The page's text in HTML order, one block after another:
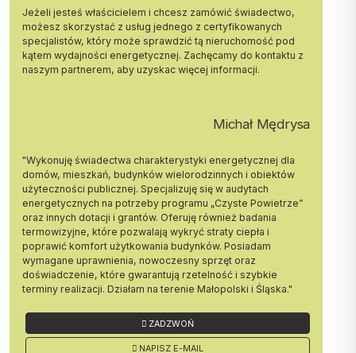
PRZESTRZEŃ DLA SAMOCHDÓW I ROWERÓW
Na terenie osiedla Stacja Ligocka przewidziano liczne udogodnienia
dla mieszkańców. W garaż podziemnych znajdzie się aż 178 miejsc
Dzięki tym udogodnieniom mieszkańcy będą mogli cieszyć się
MIEJSCA NATURALNEGO ODPOCZYNKU
Każde mieszkanie na Stacji Ligocka zostało zaprojektowane z myślą
o maksymalnym komforcie mieszkańców. Zadbano m.in. o
przestrzenie do wypoczynku na świeżym powietrzu. Lokale na
parterze mają indywidualne ogródki z tarasami, które powiększają
strefę dzienną i pozwalają na swobodny wypoczynek w otoczeniu
zieleni. Mieszkania na wyższych kondygnacjach wyposażone są w
balkony, a te na czwartym piętrze mogą pochwalić się dodatkowymi
antresolami oraz przestronnymi tarasami na dachu, idealnymi do
Jeżeli jesteś właścicielem i chcesz zamówić świadectwo,
możesz skorzystać z usług jednego z certyfikowanych
specjalistów, który może sprawdzić tą nieruchomość pod
kątem wydajności energetycznej. Zachęcamy do kontaktu z
naszym partnerem, aby uzyskac więcej informacji.
Michał Mędrysa
"Wykonuję świadectwa charakterystyki energetycznej dla
domów, mieszkań, budynków wielorodzinnych i obiektów
użyteczności publicznej. Specjalizuję się w audytach
energetycznych na potrzeby programu „Czyste Powietrze”
oraz innych dotacji i grantów. Oferuję również badania
termowizyjne, które pozwalają wykryć straty ciepła i
poprawić komfort użytkowania budynków. Posiadam
wymagane uprawnienia, nowoczesny sprzęt oraz
doświadczenie, które gwarantują rzetelność i szybkie
terminy realizacji. Działam na terenie Małopolski i Śląska."
ZADZWOŃ
NAPISZ E-MAIL